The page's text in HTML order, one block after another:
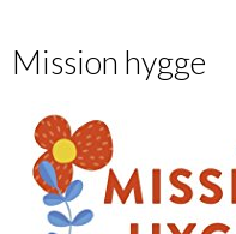
Mission hygge